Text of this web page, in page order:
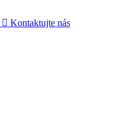
 Kontaktujte nás